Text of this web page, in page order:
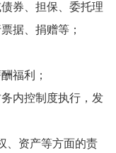
券、担保、委托理
据、捐赠等；
福利；
内控制度执行，发
、资产等方面的责